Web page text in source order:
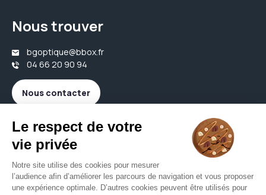
Votre opticien proche de vous
Opticien Bouillargues
Opticien Caissargues
Nous trouver
bgoptique@bbox.fr
04 66 20 90 94
Nous contacter